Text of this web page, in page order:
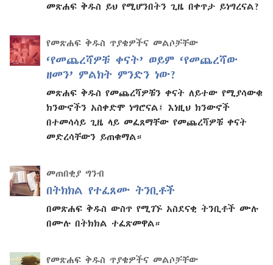
መጽሐፍ ቅዱስ ይህ የሚሆንበትን ጊዜ በቀጥታ ይነግረናል?
የመጽሐፍ ቅዱስ ጥያቄዎችና መልሶቻቸው
‘የመጨረሻዎቹ ቀናት’ ወይም ‘የመጨረሻው
ዘመን’ ምልክት ምንድን ነው?
መጽሐፍ ቅዱስ የመጨረሻዎቹን ቀናት ለይተው የሚያሳውቁ
ክንውኖችን አስቀድሞ ነግሮናል፤ እነዚህ ክንውኖች
በተመሳሳይ ጊዜ ላይ መፈጸማቸው የመጨረሻዎቹ ቀናት
መድረሳቸውን ይጠቁማል።
መጠበቂያ ግንብ
በትክክል የተፈጸሙ ትንቢቶች
በመጽሐፍ ቅዱስ ውስጥ የሚገኙ አስደናቂ ትንቢቶች ሙሉ
በሙሉ በትክክል ተፈጽመዋል።
የመጽሐፍ ቅዱስ ጥያቄዎችና መልሶቻቸው